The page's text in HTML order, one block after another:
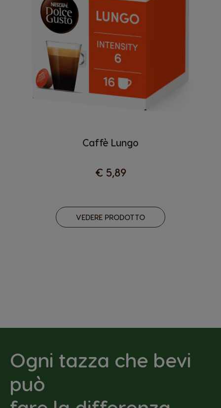
Caffè Lungo
€ 5,89
VEDERE PRODOTTO
Ogni tazza che bevi
può